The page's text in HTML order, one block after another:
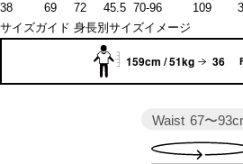
38
69 72 45.5 70-96 109
サイズガイド 身長別サイズイメージ
159cm / 51kg 36
Waist 67〜